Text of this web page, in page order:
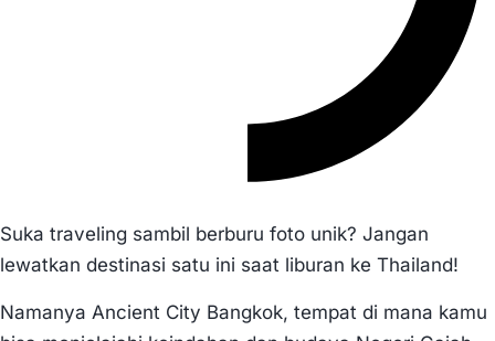
Suka traveling sambil berburu foto unik? Jangan
lewatkan destinasi satu ini saat liburan ke Thailand!
Namanya Ancient City Bangkok, tempat di mana kamu